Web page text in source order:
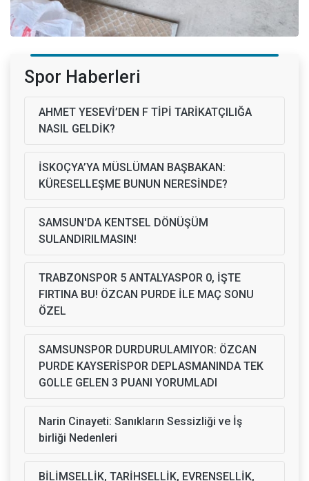
Spor Haberleri
AHMET YESEVİ’DEN F TİPİ TARİKATÇILIĞA
NASIL GELDİK?
İSKOÇYA’YA MÜSLÜMAN BAŞBAKAN:
KÜRESELLEŞME BUNUN NERESİNDE?
SAMSUN'DA KENTSEL DÖNÜŞÜM
SULANDIRILMASIN!
TRABZONSPOR 5 ANTALYASPOR 0, İŞTE
FIRTINA BU! ÖZCAN PURDE İLE MAÇ SONU
ÖZEL
SAMSUNSPOR DURDURULAMIYOR: ÖZCAN
PURDE KAYSERİSPOR DEPLASMANINDA TEK
GOLLE GELEN 3 PUANI YORUMLADI
Narin Cinayeti: Sanıkların Sessizliği ve İş
birliği Nedenleri
BİLİMSELLİK, TARİHSELLİK, EVRENSELLİK,